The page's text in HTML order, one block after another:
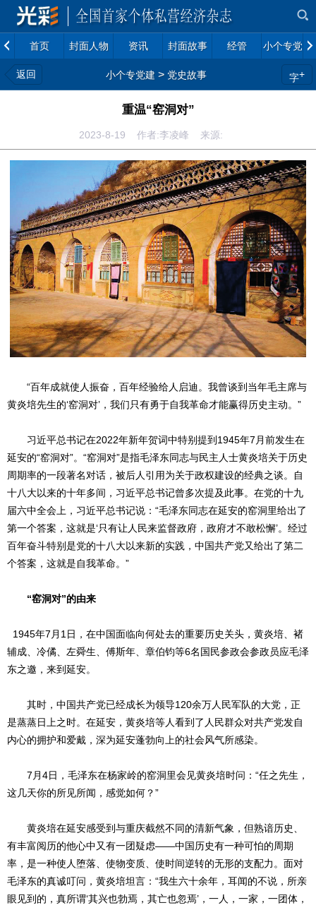
首页 封面人物 资讯 封面故事 经管 小个专党建
返回 小个专党建 > 党史故事 字+
重温“窑洞对”
2023-8-19 作者:李凌峰 来源:
“百年成就使人振奋，百年经验给人启迪。我曾谈到当年毛主席与
黄炎培先生的‘窑洞对’，我们只有勇于自我革命才能赢得历史主动。”
习近平总书记在2022年新年贺词中特别提到1945年7月前发生在
延安的“窑洞对”。“窑洞对”是指毛泽东同志与民主人士黄炎培关于历史
周期率的一段著名对话，被后人引用为关于政权建设的经典之谈。自
十八大以来的十年多间，习近平总书记曾多次提及此事。在党的十九
届六中全会上，习近平总书记说：“毛泽东同志在延安的窑洞里给出了
第一个答案，这就是‘只有让人民来监督政府，政府才不敢松懈’。经过
百年奋斗特别是党的十八大以来新的实践，中国共产党又给出了第二
个答案，这就是自我革命。”
“窑洞对”的由来
1945年7月1日，在中国面临向何处去的重要历史关头，黄炎培、褚
辅成、冷僪、左舜生、傅斯年、章伯钧等6名国民参政会参政员应毛泽
东之邀，来到延安。
其时，中国共产党已经成长为领导120余万人民军队的大党，正
是蒸蒸日上之时。在延安，黄炎培等人看到了人民群众对共产党发自
内心的拥护和爱戴，深为延安蓬勃向上的社会风气所感染。
7月4日，毛泽东在杨家岭的窑洞里会见黄炎培时问：“任之先生，
这几天你的所见所闻，感觉如何？”
黄炎培在延安感受到与重庆截然不同的清新气象，但熟谙历史、
有丰富阅历的他心中又有一团疑虑——中国历史有一种可怕的周期
率，是一种使人堕落、使物变质、使时间逆转的无形的支配力。面对
毛泽东的真诚叮问，黄炎培坦言：“我生六十余年，耳闻的不说，所亲
眼见到的，真所谓‘其兴也勃焉，其亡也忽焉’，一人，一家，一团体，